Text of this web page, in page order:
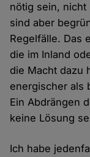
nötig sein, nicht
sind aber
Regelfälle. Das
die im Inland
die Macht dazu
energischer als
Ein Abdrängen
keine Lösung
Ich habe